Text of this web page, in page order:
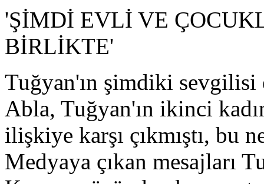
'ŞİMDİ EVLİ VE
BİRLİKTE'
Tuğyan'ın şimdiki
Abla, Tuğyan'ın ikinci
ilişkiye karşı çıkmıştı, bu
Medyaya çıkan mesajları